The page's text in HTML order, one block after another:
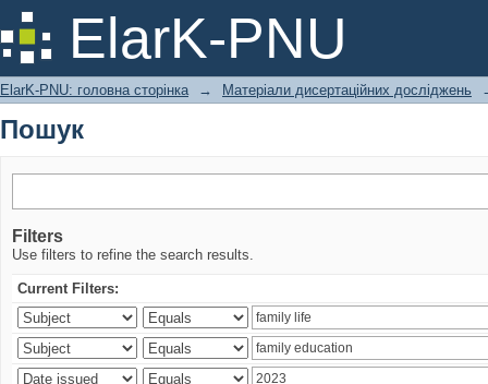
ElarK-PNU
Пошук
ElarK-PNU: головна сторінка → Матеріали дисертаційних досліджень
Пошук
Filters
Use filters to refine the search results.
Current Filters: